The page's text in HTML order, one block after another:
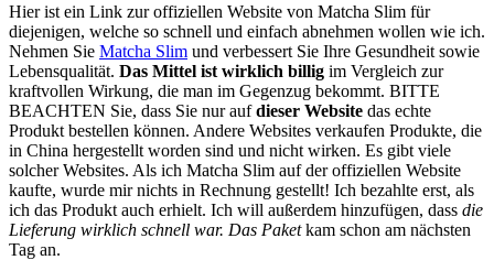
Hier ist ein Link zur offiziellen Website von Matcha Slim für
diejenigen, welche so schnell und einfach abnehmen wollen wie ich.
Nehmen Sie Matcha Slim und verbessert Sie Ihre Gesundheit sowie
Lebensqualität. Das Mittel ist wirklich billig im Vergleich zur
kraftvollen Wirkung, die man im Gegenzug bekommt. BITTE
BEACHTEN Sie, dass Sie nur aufdieser Website das echte
Produkt bestellen können. Andere Websites verkaufen Produkte, die
in China hergestellt worden sind und nicht wirken. Es gibt viele
solcher Websites. Als ich Matcha Slim auf der offiziellen Website
kaufte, wurde mir nichts in Rechnung gestellt! Ich bezahlte erst, als
ich das Produkt auch erhielt. Ich will außerdem hinzufügen, dass die
Lieferung wirklich schnell war. Das Paketkam schon am nächsten
Tag an.